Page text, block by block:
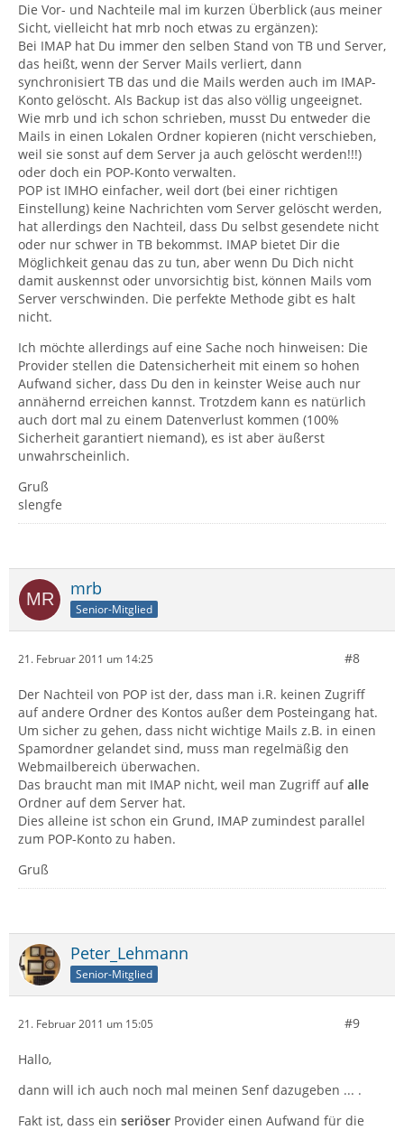
Die Vor- und Nachteile mal im kurzen Überblick (aus meiner
Sicht, vielleicht hat mrb noch etwas zu ergänzen):
Bei IMAP hat Du immer den selben Stand von TB und Server,
das heißt, wenn der Server Mails verliert, dann
synchronisiert TB das und die Mails werden auch im IMAP-
Konto gelöscht. Als Backup ist das also völlig ungeeignet.
Wie mrb und ich schon schrieben, musst Du entweder die
Mails in einen Lokalen Ordner kopieren (nicht verschieben,
weil sie sonst auf dem Server ja auch gelöscht werden!!!)
oder doch ein POP-Konto verwalten.
POP ist IMHO einfacher, weil dort (bei einer richtigen
Einstellung) keine Nachrichten vom Server gelöscht werden,
hat allerdings den Nachteil, dass Du selbst gesendete nicht
oder nur schwer in TB bekommst. IMAP bietet Dir die
Möglichkeit genau das zu tun, aber wenn Du Dich nicht
damit auskennst oder unvorsichtig bist, können Mails vom
Server verschwinden. Die perfekte Methode gibt es halt
nicht.
Ich möchte allerdings auf eine Sache noch hinweisen: Die
Provider stellen die Datensicherheit mit einem so hohen
Aufwand sicher, dass Du den in keinster Weise auch nur
annähernd erreichen kannst. Trotzdem kann es natürlich
auch dort mal zu einem Datenverlust kommen (100%
Sicherheit garantiert niemand), es ist aber äußerst
unwahrscheinlich.
Gruß
slengfe
mrb
Senior-Mitglied
21. Februar 2011 um 14:25 #8
Der Nachteil von POP ist der, dass man i.R. keinen Zugriff
auf andere Ordner des Kontos außer dem Posteingang hat.
Um sicher zu gehen, dass nicht wichtige Mails z.B. in einen
Spamordner gelandet sind, muss man regelmäßig den
Webmailbereich überwachen.
Das braucht man mit IMAP nicht, weil man Zugriff aufalle
Ordner auf dem Server hat.
Dies alleine ist schon ein Grund, IMAP zumindest parallel
zum POP-Konto zu haben.
Gruß
Peter_Lehmann
Senior-Mitglied
21. Februar 2011 um 15:05 #9
Hallo,
dann will ich auch noch mal meinen Senf dazugeben ... .
Fakt ist, dass ein seriöser Provider einen Aufwand für die